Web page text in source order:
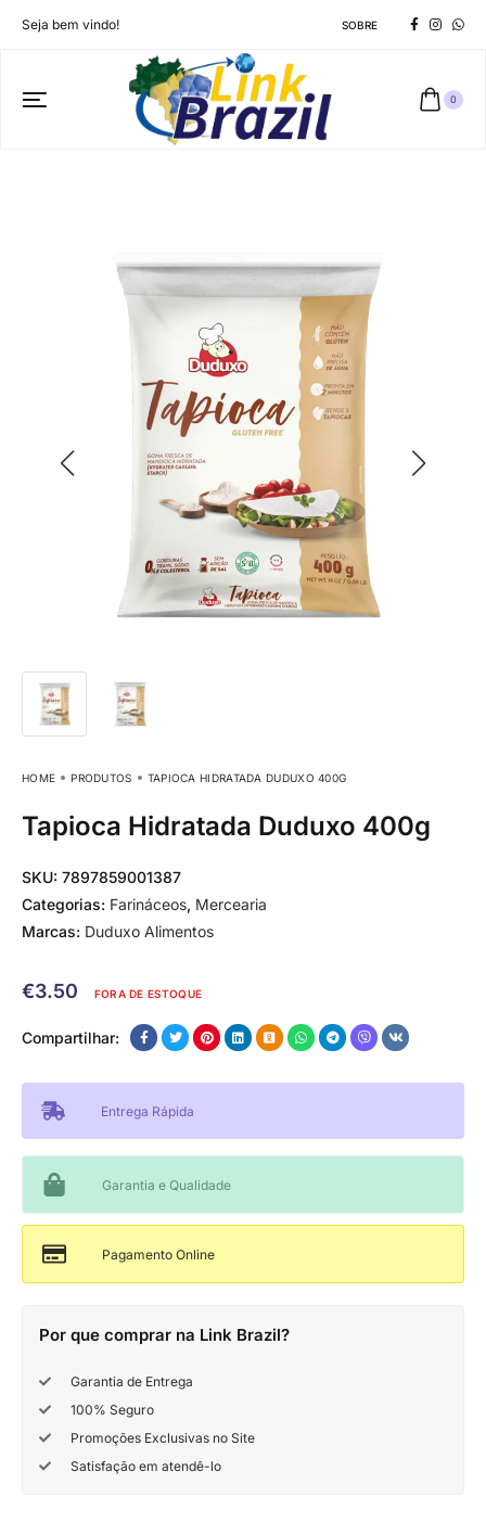
Seja bem vindo! SOBRE
0
HOME PRODUTOS TAPIOCA HIDRATADA DUDUXO 400G
Tapioca Hidratada Duduxo 400g
SKU: 7897859001387
Categorias: Farináceos, Mercearia
Marcas: Duduxo Alimentos
€3.50 FORA DE ESTOQUE
Compartilhar:
Entrega Rápida
Garantia e Qualidade
Pagamento Online
Por que comprar na Link Brazil?
Garantia de Entrega
100% Seguro
Promoções Exclusivas no Site
Satisfação em atendê-lo